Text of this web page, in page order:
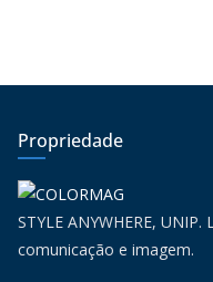
Propriedade
STYLE ANYWHERE,
comunicação e imagem.